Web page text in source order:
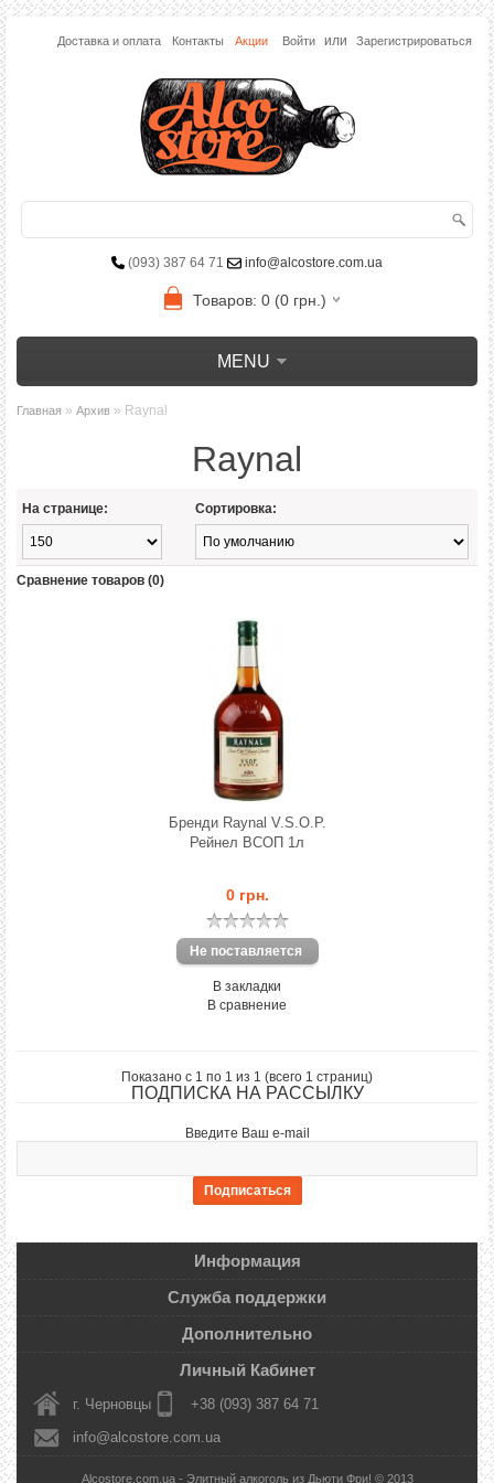
Доставка и оплата Контакты Акции Войти или Зарегистрироваться
(093) 387 64 71 info@alcostore.com.ua
Товаров: 0 (0 грн.)
MENU
Главная » Архив » Raynal
Raynal
На странице: Сортировка:
Сравнение товаров (0)
Бренди Raynal V.S.O.P.
Рейнел ВСОП 1л
0 грн.
В закладки
В сравнение
Показано с 1 по 1 из 1 (всего 1 страниц)
ПОДПИСКА НА РАССЫЛКУ
Введите Ваш e-mail
Информация
Служба поддержки
Дополнительно
Личный Кабинет
г. Черновцы
+38 (093) 387 64 71
info@alcostore.com.ua
Alcostore.com.ua - Элитный алкоголь из Дьюти Фри! © 2013